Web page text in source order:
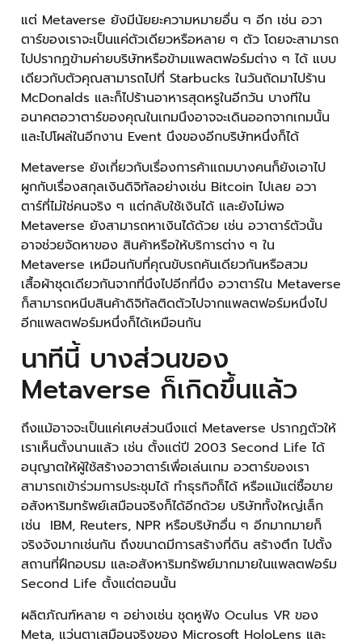
แต่ Metaverse ยังมีนัยยะความหมายอื่น ๆ อีก เช่น อวา
ตาร์ของเราจะเป็นแค่ตัวเดียวหรือหลาย ๆ ตัว โดยจะสามารถ
ไปปรากฏข้ามค่ายบริษัทหรือข้ามแพลตฟอร์มต่าง ๆ ได้ แบบ
เดียวกับตัวคุณสามารถไปที่ Starbucks ในวันถัดมาไปร้าน
McDonalds และก็ไปร้านอาหารสุดหรูในอีกวัน บางทีใน
อนาคตอวาตาร์ของคุณในเกมนึงอาจจะเดินออกจากเกมนั้น
และไปโผล่ในอีกงาน Event นึงของอีกบริษัทหนึ่งก็ได้
Metaverse ยังเกี่ยวกับเรื่องการค้าแถมบางคนก็ยังเอาไป
ผูกกับเรื่องสกุลเงินดิจิทัลอย่างเช่น Bitcoin ไปเลย อวา
ตาร์ที่ไม่ใช่คนจริง ๆ แต่กลับใช้เงินได้ และยังไม่พอ
Metaverse ยังสามารถหาเงินได้ด้วย เช่น อวาตาร์ตัวนั้น
อาจช่วยจัดหาของ สินค้าหรือให้บริการต่าง ๆ ใน
Metaverse เหมือนกับที่คุณขับรถคันเดียวกันหรือสวม
เสื้อผ้าชุดเดียวกันจากที่นึงไปอีกที่นึง อวาตาร์ใน Metaverse
ก็สามารถหนีบสินค้าดิจิทัลติดตัวไปจากแพลตฟอร์มหนึ่งไป
อีกแพลตฟอร์มหนึ่งก็ได้เหมือนกัน
นาทีนี้ บางส่วนของ
Metaverse ก็เกิดขึ้นแล้ว
ถึงแม้อาจจะเป็นแค่เศษส่วนนึงแต่ Metaverse ปรากฏตัวให้
เราเห็นตั้งนานแล้ว เช่น ตั้งแต่ปี 2003 Second Life ได้
อนุญาตให้ผู้ใช้สร้างอวาตาร์เพื่อเล่นเกม อวตาร์ของเรา
สามารถเข้าร่วมการประชุมได้ ทำธุรกิจก็ได้ หรือแม้แต่ซื้อขาย
อสังหาริมทรัพย์เสมือนจริงก็ได้อีกด้วย บริษัททั้งใหญ่เล็ก
เช่น IBM, Reuters, NPR หรือบริษัทอื่น ๆ อีกมากมายก็
จริงจังมากเช่นกัน ถึงขนาดมีการสร้างที่ดิน สร้างตึก ไปตั้ง
สถานที่ฝึกอบรม และอสังหาริมทรัพย์มากมายในแพลตฟอร์ม
Second Life ตั้งแต่ตอนนั้น
ผลิตภัณฑ์หลาย ๆ อย่างเช่น ชุดหูฟัง Oculus VR ของ
Meta, แว่นตาเสมือนจริงของ Microsoft HoloLens และ